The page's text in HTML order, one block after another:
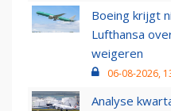
Boeing krijgt
Lufthansa
weigeren
06-08-2026,
Analyse